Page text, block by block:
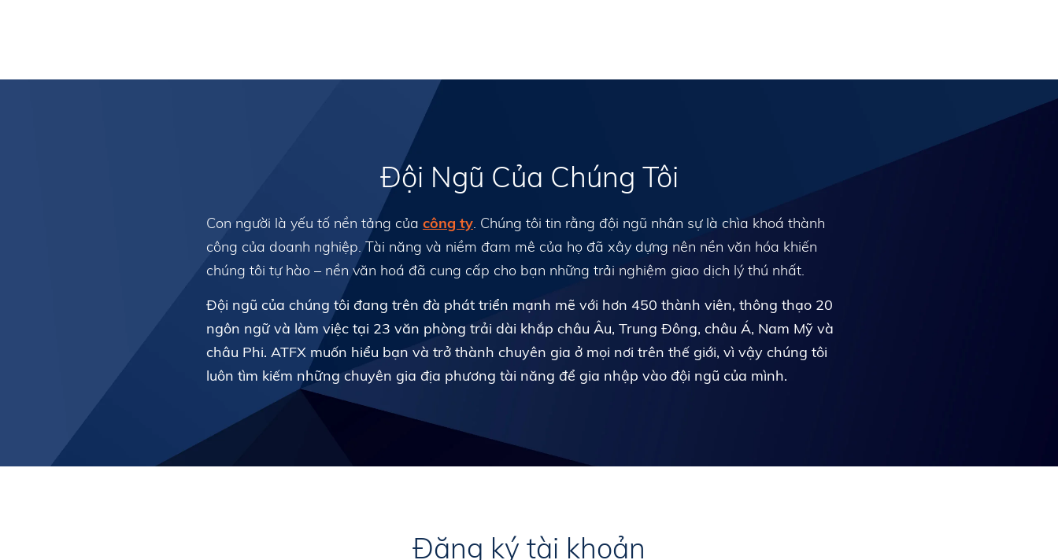
Đội Ngũ Của Chúng Tôi
Con người là yếu tố nền tảng của công ty. Chúng tôi tin rằng đội ngũ nhân sự là chìa khoá thành
công của doanh nghiệp. Tài năng và niềm đam mê của họ đã xây dựng nên nền văn hóa khiến
chúng tôi tự hào – nền văn hoá đã cung cấp cho bạn những trải nghiệm giao dịch lý thú nhất.
Đội ngũ của chúng tôi đang trên đà phát triển mạnh mẽ với hơn 450 thành viên, thông thạo 20
ngôn ngữ và làm việc tại 23 văn phòng trải dài khắp châu Âu, Trung Đông, châu Á, Nam Mỹ và
châu Phi. ATFX muốn hiểu bạn và trở thành chuyên gia ở mọi nơi trên thế giới, vì vậy chúng tôi
luôn tìm kiếm những chuyên gia địa phương tài năng để gia nhập vào đội ngũ của mình.
Đăng ký tài khoản